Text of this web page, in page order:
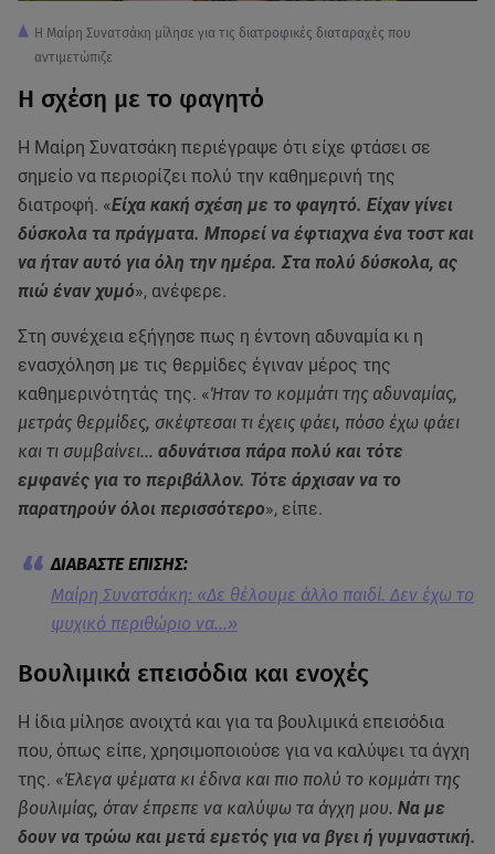
Η Μαίρη Συνατσάκη μίλησε για τις διατροφικές διαταραχές που
αντιμετώπιζε
Η σχέση με το φαγητό
Η Μαίρη Συνατσάκη περιέγραψε ότι είχε φτάσει σε
σημείο να περιορίζει πολύ την καθημερινή της
διατροφή. «Είχα κακή σχέση με το φαγητό. Είχαν γίνει
δύσκολα τα πράγματα. Μπορεί να έφτιαχνα ένα τοστ και
να ήταν αυτό για όλη την ημέρα. Στα πολύ δύσκολα, ας
πιώ έναν χυμό», ανέφερε.
Στη συνέχεια εξήγησε πως η έντονη αδυναμία κι η
ενασχόληση με τις θερμίδες έγιναν μέρος της
καθημερινότητάς της. «Ήταν το κομμάτι της αδυναμίας,
μετράς θερμίδες, σκέφτεσαι τι έχεις φάει, πόσο έχω φάει
και τι συμβαίνει… αδυνάτισα πάρα πολύ και τότε
εμφανές για το περιβάλλον. Τότε άρχισαν να το
παρατηρούν όλοι περισσότερο», είπε.
Μαίρη Συνατσάκη: «Δε θέλουμε άλλο παιδί. Δεν έχω το
ψυχικό περιθώριο να...»
Βουλιμικά επεισόδια και ενοχές
Η ίδια μίλησε ανοιχτά και για τα βουλιμικά επεισόδια
που, όπως είπε, χρησιμοποιούσε για να καλύψει τα άγχη
της. «Έλεγα ψέματα κι έδινα και πιο πολύ το κομμάτι της
βουλιμίας, όταν έπρεπε να καλύψω τα άγχη μου. Να με
δουν να τρώω και μετά εμετός για να βγει ή γυμναστική.